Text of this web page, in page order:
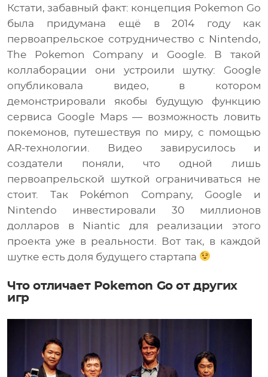
Кстати, забавный факт: концепция Pokemon Go
была придумана ещё в 2014 году как
первоапрельское сотрудничество с Nintendo,
The Pokemon Company и Google. В такой
коллаборации они устроили шутку: Google
опубликовала видео, в котором
демонстрировали якобы будущую функцию
сервиса Google Maps — возможность ловить
покемонов, путешествуя по миру, с помощью
AR-технологии. Видео завирусилось и
создатели поняли, что одной лишь
первоапрельской шуткой ограничиваться не
стоит. Так Pokémon Company, Google и
Nintendo инвестировали 30 миллионов
долларов в Niantic для реализации этого
проекта уже в реальности. Вот так, в каждой
шутке есть доля будущего стартапа
Что отличает Pokemon Go от других
игр